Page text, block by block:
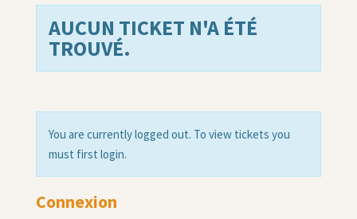
AUCUN TICKET N'A ÉTÉ
TROUVÉ.
You are currently logged out. To view tickets you
must first login.
Connexion